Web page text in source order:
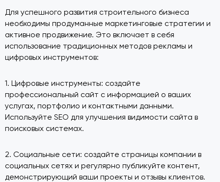
Для успешного развития строительного бизнеса
необходимы продуманные маркетинговые стратегии и
активное продвижение. Это включает в себя
использование традиционных методов рекламы и
цифровых инструментов:
1. Цифровые инструменты: создайте
профессиональный сайт с информацией о ваших
услугах, портфолио и контактными данными.
Используйте SEO для улучшения видимости сайта в
поисковых системах.
2. Социальные сети: создайте страницы компании в
социальных сетях и регулярно публикуйте контент,
демонстрирующий ваши проекты и отзывы клиентов.